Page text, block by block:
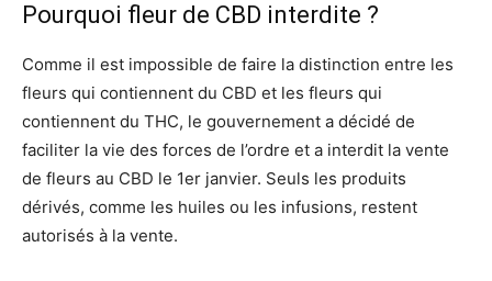
Pourquoi fleur de CBD interdite ?
Comme il est impossible de faire la distinction entre les
fleurs qui contiennent du CBD et les fleurs qui
contiennent du THC, le gouvernement a décidé de
faciliter la vie des forces de l’ordre et a interdit la vente
de fleurs au CBD le 1er janvier. Seuls les produits
dérivés, comme les huiles ou les infusions, restent
autorisés à la vente.